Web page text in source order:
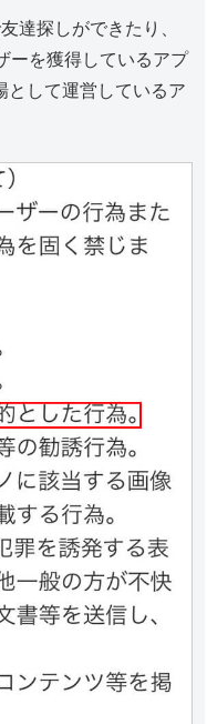
達探しができたり、
ーを獲得しているアプ
として運営しているア